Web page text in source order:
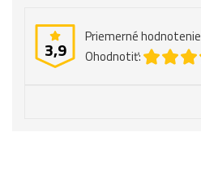
3,9
Priemerné hodnotenie
Ohodnotiť: